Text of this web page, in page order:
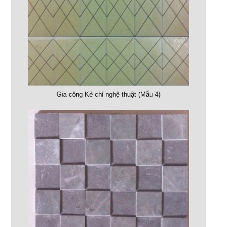
Gia công Kẻ chỉ nghệ thuật (Mẫu 4)